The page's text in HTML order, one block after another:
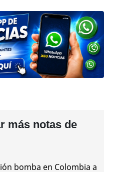
más notas de
bomba en Colombia a